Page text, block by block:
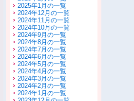
2025年1月の一覧
2024年12月の一覧
2024年11月の一覧
2024年10月の一覧
2024年9月の一覧
2024年8月の一覧
2024年7月の一覧
2024年6月の一覧
2024年5月の一覧
2024年4月の一覧
2024年3月の一覧
2024年2月の一覧
2024年1月の一覧